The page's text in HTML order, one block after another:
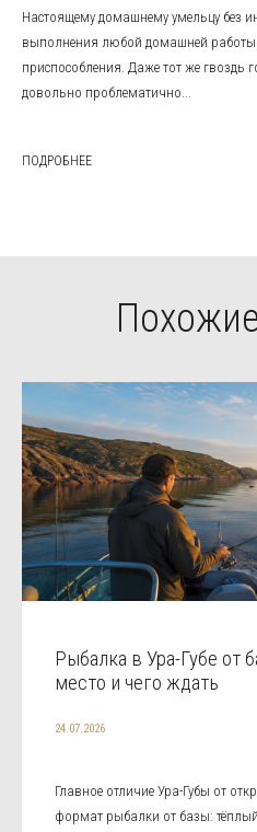
Настоящему домашнему умельцу без
выполнения любой домашней
приспособления. Даже тот же
довольно проблематично...
ПОДРОБНЕЕ
Рыбалка в Ура-Губе от
место и чего ждать
24.07.2026
Главное отличие Ура-Губы от
формат рыбалки от базы: